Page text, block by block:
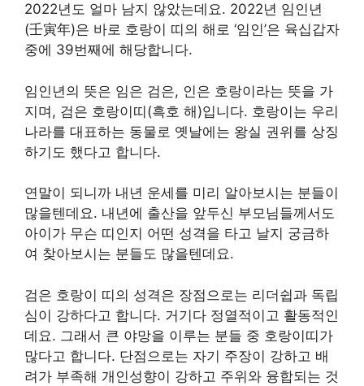
2022년도 얼마 남지 않았는데요. 2022년 임인년
(壬寅年)은 바로 호랑이 띠의 해로 ‘임인’은 육십갑자
중에 39번째에 해당합니다.
임인년의 뜻은 임은 검은, 인은 호랑이라는 뜻을 가
지며, 검은 호랑이띠(흑호 해)입니다. 호랑이는 우리
나라를 대표하는 동물로 옛날에는 왕실 권위를 상징
하기도 했다고 합니다.
연말이 되니까 내년 운세를 미리 알아보시는 분들이
많을텐데요. 내년에 출산을 앞두신 부모님들께서도
아이가 무슨 띠인지 어떤 성격을 타고 날지 궁금하
여 찾아보시는 분들도 많을텐데요.
검은 호랑이 띠의 성격은 장점으로는 리더쉽과 독립
심이 강하다고 합니다. 거기다 정열적이고 활동적인
데요. 그래서 큰 야망을 이루는 분들 중 호랑이띠가
많다고 합니다. 단점으로는 자기 주장이 강하고 배
려가 부족해 개인성향이 강하고 주위와 융합되는 것